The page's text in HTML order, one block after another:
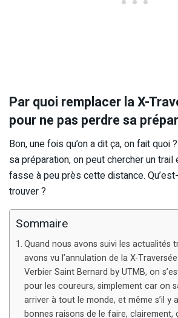
Par quoi remplacer la X-
pour ne pas perdre sa
Bon, une fois qu’on a dit ça, on fait quoi
sa préparation, on peut chercher un trail
fasse à peu près cette distance.
trouver ?
Sommaire
Quand nous avons suivi les actualités
avons vu l’annulation de la X-
Verbier Saint Bernard by UTMB, on
pour les coureurs, simplement car on
arriver à tout le monde, et même s’il y
bonnes raisons de le faire,